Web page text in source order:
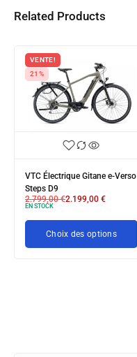
Related Products
VENTE!
21%
VTC Électrique Gitane e-Verso
Steps D9
2.799,00€2.199,00 €
EN STOCK
Choix des options